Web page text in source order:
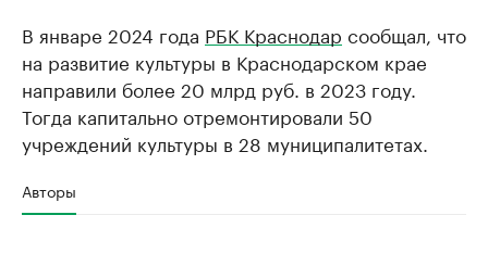
В январе 2024 года РБК Краснодар сообщал, что
на развитие культуры в Краснодарском крае
направили более 20 млрд руб. в 2023 году.
Тогда капитально отремонтировали 50
учреждений культуры в 28 муниципалитетах.
Авторы